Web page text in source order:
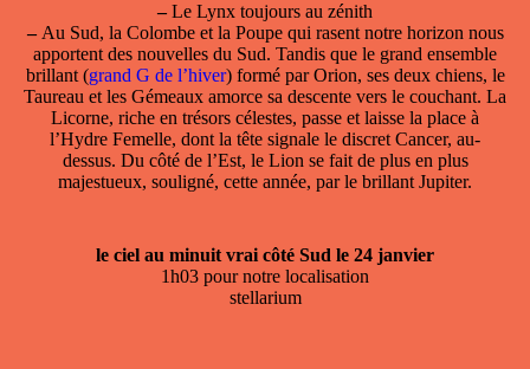
–Le Lynx toujours au zénith
–Au Sud, la Colombe et la Poupe qui rasent notre horizon nous
apportent des nouvelles du Sud. Tandis que le grand ensemble
brillant (grand G de l’hiver) formé par Orion, ses deux chiens, le
Taureau et les Gémeaux amorce sa descente vers le couchant. La
Licorne, riche en trésors célestes, passe et laisse la place à
l’Hydre Femelle, dont la tête signale le discret Cancer, au-
dessus. Du côté de l’Est, le Lion se fait de plus en plus
majestueux, souligné, cette année, par le brillant Jupiter.
le ciel au minuit vrai côté Sud le 24 janvier
1h03 pour notre localisation
stellarium